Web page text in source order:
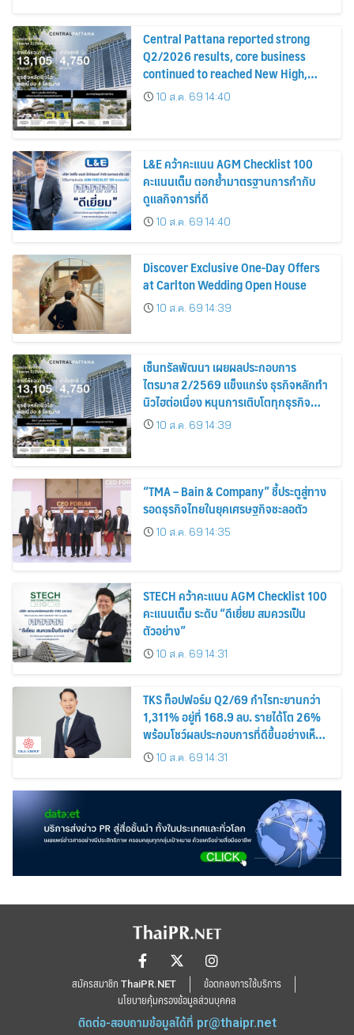
Central Pattana reported strong
Q2/2026 results, core business
continued to reached New High,
driving growth across all
businesses while advancing future
10 ส.ค. 69 14:40
L&E คว้าคะแนน AGM Checklist 100
คะแนนเต็ม ตอกย้ำมาตรฐานการกำกับ
ดูแลกิจการที่ดี
10 ส.ค. 69 14:40
Discover Exclusive One-Day Offers
at Carlton Wedding Open House
10 ส.ค. 69 14:39
เซ็นทรัลพัฒนา เผยผลประกอบการ
ไตรมาส 2/2569 แข็งแกร่ง ธุรกิจหลักทำ
นิวไฮต่อเนื่อง หนุนการเติบโตทุกธุรกิจ
เดินหน้าสร้างแลนด์มาร์กแห่งอนาคต
10 ส.ค. 69 14:39
“TMA – Bain & Company” ชี้ประตูสู่ทาง
รอดธุรกิจไทยในยุคเศรษฐกิจชะลอตัว
10 ส.ค. 69 14:35
STECH คว้าคะแนน AGM Checklist 100
คะแนนเต็ม ระดับ “ดีเยี่ยม สมควรเป็น
ตัวอย่าง”
10 ส.ค. 69 14:31
TKS ท็อปฟอร์ม Q2/69 กำไรทะยานกว่า
1,311% อยู่ที่ 168.9 ลบ. รายได้โต 26%
พร้อมโชว์ผลประกอบการที่ดีขึ้นอย่างเห็น
ได้ชัด บอร์ดเคาะจ่ายปันผลระหว่างกาลหุ้น
ละ 0.12 บาท
10 ส.ค. 69 14:31
สมัครสมาชิก ThaiPR.NET
ข้อตกลงการใช้บริการ
นโยบายคุ้มครองข้อมูลส่วนบุคคล
ติดต่อ-สอบถามข้อมูลได้ที่ pr@thaipr.net